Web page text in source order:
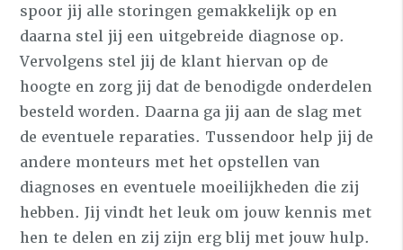
spoor jij alle storingen gemakkelijk op en
daarna stel jij een uitgebreide diagnose op.
Vervolgens stel jij de klant hiervan op de
hoogte en zorg jij dat de benodigde onderdelen
besteld worden. Daarna ga jij aan de slag met
de eventuele reparaties. Tussendoor help jij de
andere monteurs met het opstellen van
diagnoses en eventuele moeilijkheden die zij
hebben. Jij vindt het leuk om jouw kennis met
hen te delen en zij zijn erg blij met jouw hulp.